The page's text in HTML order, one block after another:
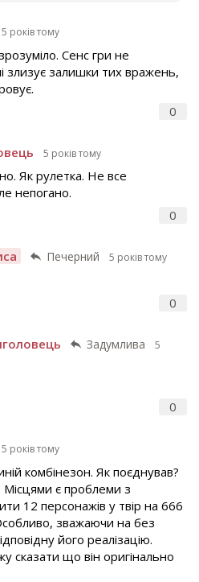
5 років тому
0
Сенс гри не
злизує залишки тих вражень,
5 років тому
0
Як рулетка. Не все
непогано.
Печерний 5 років тому
0
Задумлива
5
0
5 років тому
комбінезон. Як поєднував?
є проблеми з
12 персонажів у твір на 666
зважаючи на без
його реалізацію.
сказати що він оригінально